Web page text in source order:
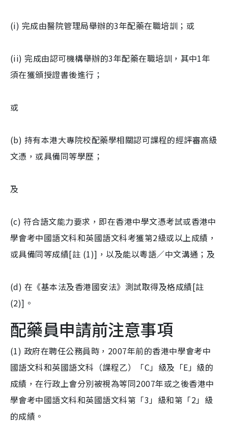
(i) 完成由醫院管理局舉辦的3年配藥在職培訓；或
(ii) 完成由認可機構舉辦的3年配藥在職培訓，其中1年
須在獲頒授證書後進行；
或
(b) 持有本港大專院校配藥學相關認可課程的經評審高級
文憑，或具備同等學歷；
及
(c) 符合語文能力要求，即在香港中學文憑考試或香港中
學會考中國語文科和英國語文科考獲第2級或以上成績，
或具備同等成績[註 (1)]，以及能以粵語／中文溝通；及
(d) 在《基本法及香港國安法》測試取得及格成績[註
(2)]。
配藥員申請前注意事項
(1) 政府在聘任公務員時，2007年前的香港中學會考中
國語文科和英國語文科（課程乙）「C」級及「E」級的
成績，在行政上會分別被視為等同2007年或之後香港中
學會考中國語文科和英國語文科第「3」級和第「2」級
的成績。